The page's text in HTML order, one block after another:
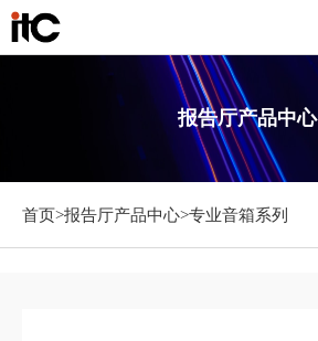
报告厅产品中心
首页>报告厅产品中心>专业音箱系列